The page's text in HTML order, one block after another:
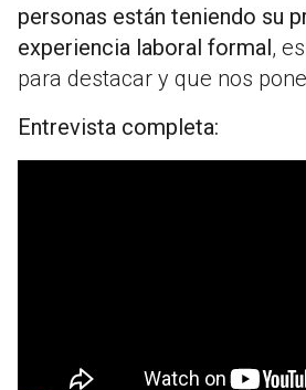
personas están teniendo su
experiencia laboral formal,
para destacar y que nos
Entrevista completa: